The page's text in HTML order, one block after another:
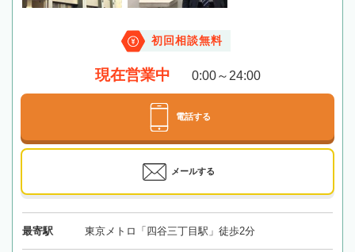
初回相談無料
現在営業中 0:00～24:00
電話する
メールする
最寄駅 東京メトロ「四谷三丁目駅」徒歩2分